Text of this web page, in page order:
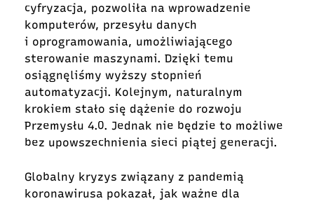
cyfryzacja, pozwoliła na wprowadzenie
komputerów, przesyłu danych
i oprogramowania, umożliwiającego
sterowanie maszynami. Dzięki temu
osiągnęliśmy wyższy stopnień
automatyzacji. Kolejnym, naturalnym
krokiem stało się dążenie do rozwoju
Przemysłu 4.0. Jednak nie będzie to możliwe
bez upowszechnienia sieci piątej generacji.
Globalny kryzys związany z pandemią
koronawirusa pokazał, jak ważne dla